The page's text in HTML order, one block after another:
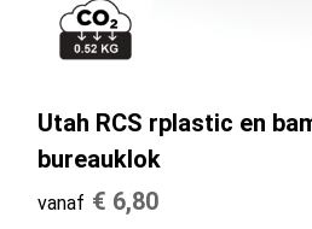
Utah RCS rplastic en
bureauklok
vanaf € 6,80